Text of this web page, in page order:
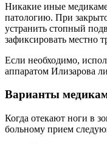
Никакие иные
патологию. При
устранить стопный
зафиксировать местно
Если необходимо,
аппаратом Илизарова
Варианты
Когда отекают ноги в
больному прием